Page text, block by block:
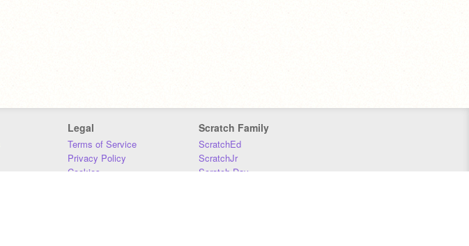
Legal
Terms of Service
Privacy Policy
Cookies
Scratch Family
ScratchEd
ScratchJr
Scratch Day